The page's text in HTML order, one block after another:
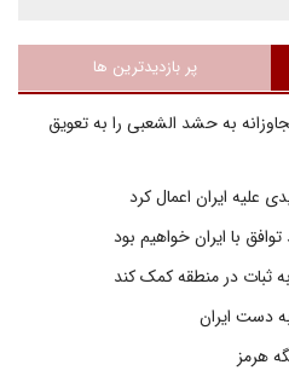
پر بازدیدترین ها
به حشد الشعبی را به تعویق
علیه ایران اعمال کرد
با ایران خواهیم بود
ثبات در منطقه کمک کند
هرمز